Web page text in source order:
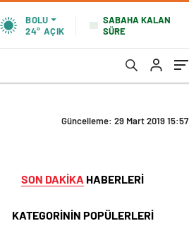
BOLU
24° AÇIK
SABAHA KALAN
SÜRE
Güncelleme: 29 Mart 2019 15:57
SON DAKİKA HABERLERİ
KATEGORİNİN POPÜLERLERİ